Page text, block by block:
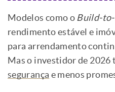
Modelos como o Build-
rendimento estável e
para arrendamento
Mas o investidor de 2026
segurança e menos